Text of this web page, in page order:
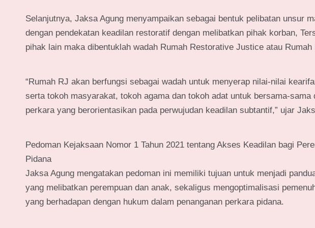
Selanjutnya, Jaksa Agung menyampaikan sebagai bentuk pelibatan unsur
dengan pendekatan keadilan restoratif dengan melibatkan pihak korban,
pihak lain maka dibentuklah wadah Rumah Restorative Justice atau Rumah
“Rumah RJ akan berfungsi sebagai wadah untuk menyerap nilai-nilai
serta tokoh masyarakat, tokoh agama dan tokoh adat untuk bersama-
perkara yang berorientasikan pada perwujudan keadilan subtantif,” ujar
Pedoman Kejaksaan Nomor 1 Tahun 2021 tentang Akses Keadilan bagi
Pidana
Jaksa Agung mengatakan pedoman ini memiliki tujuan untuk menjadi
yang melibatkan perempuan dan anak, sekaligus mengoptimalisasi
yang berhadapan dengan hukum dalam penanganan perkara pidana.